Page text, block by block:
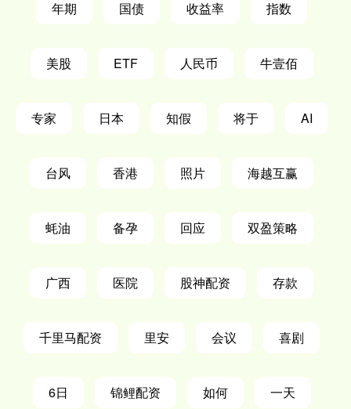
年期 国债 收益率 指数
美股 ETF 人民币 牛壹佰
专家 日本 知假 将于 AI
台风 香港 照片 海越互赢
蚝油 备孕 回应 双盈策略
广西 医院 股神配资 存款
千里马配资 里安 会议 喜剧
6日 锦鲤配资 如何 一天